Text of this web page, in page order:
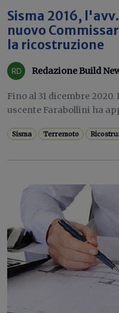
Sisma 2016,
nuovo
la ricostruzione
Redazione Build
Fino al 31 dicembre
uscente Farabollini ha
Sisma Terremoto